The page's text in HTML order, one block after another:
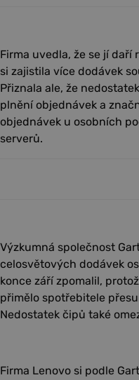
Firma uvedla, že se jí
si zajistila více dodávek
Přiznala ale, že
plnění objednávek a
objednávek u osobních
serverů.
Výzkumná společnost
celosvětových dodávek
konce září zpomalil,
přimělo spotřebitele
Nedostatek čipů také
Firma Lenovo si podle